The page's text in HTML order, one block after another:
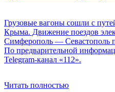
Грузовые вагоны сошли с
Крыма. Движение поездов
Симферополь — Севастополь
По предварительной
Telegram-канал «112».
Читать полностью